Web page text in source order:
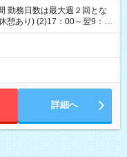
勤務日数は最大週２回とな
あり) (2)17：00～翌9：
ます。 (1)22：00～翌5：00
詳細へ